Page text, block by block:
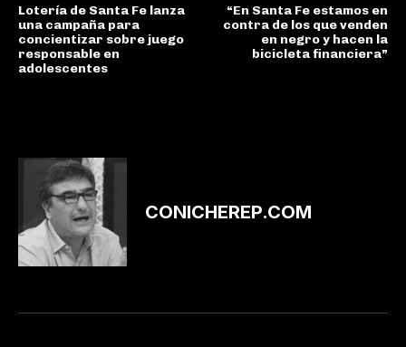
Lotería de Santa Fe lanza
una campaña para
concientizar sobre juego
responsable en
adolescentes
“En Santa Fe estamos en
contra de los que venden
en negro y hacen la
bicicleta financiera”
CONICHEREP.COM